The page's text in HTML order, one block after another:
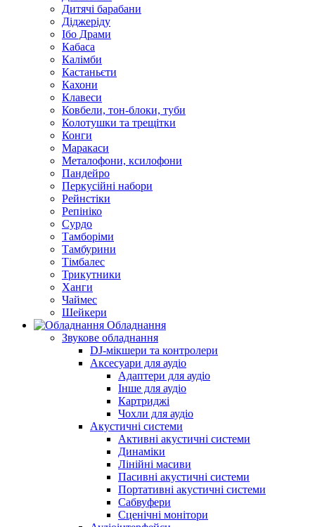
Дитячі барабани
Діджеріду
Ібо Драми
Кабаса
Калімби
Кастаньєти
Кахони
Клавеси
Ковбели, тон-блоки, туби
Колотушки та трещітки
Конги
Маракаси
Металофони, ксилофони
Пандейро
Перкусійні набори
Рейнстіки
Репініко
Сурдо
Тамборіми
Тамбурини
Тімбалес
Трикутники
Ханги
Чаймес
Шейкери
Обладнання
Звукове обладнання
DJ-мікшери та контролери
Аксесуари для аудіо
Адаптери для аудіо
Інше для аудіо
Картриджі
Чохли для аудіо
Акустичні системи
Активні акустичні системи
Динаміки
Лінійні масиви
Пасивні акустичні системи
Портативні акустичні системи
Сабвуфери
Сценічні монітори